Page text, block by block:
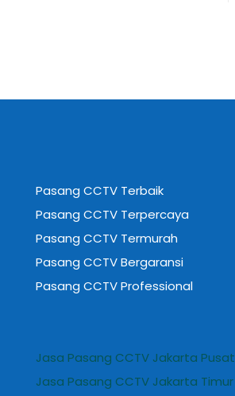
Pasang CCTV Terbaik
Pasang CCTV Terpercaya
Pasang CCTV Termurah
Pasang CCTV Bergaransi
Pasang CCTV Professional
Jasa Pasang CCTV Jakarta Pusat
Jasa Pasang CCTV Jakarta Timur